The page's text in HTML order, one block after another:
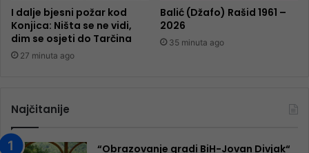
I dalje bjesni požar kod
Konjica: Ništa se ne vidi,
dim se osjeti do Tarčina
27 minuta ago
Balić (Džafo) Rašid 1961 –
2026
35 minuta ago
Najčitanije
“Obrazovanje gradi BiH-Jovan Divjak“